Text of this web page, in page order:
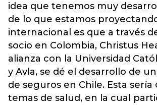
idea que tenemos muy
de lo que estamos
internacional es que a través
socio en Colombia, Christus
alianza con la Universidad
y Avla, se dé el desarrollo de
de seguros en Chile. Esta sería
temas de salud, en la cual